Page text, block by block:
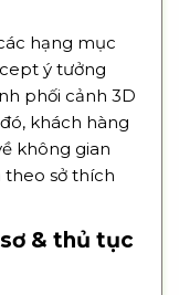
hạng mục
ý tưởng
phối cảnh 3D
khách hàng
không gian
theo sở thích
& thủ tục